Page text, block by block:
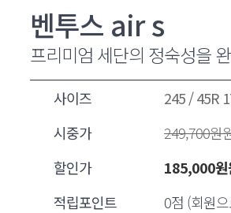
벤투스 air s
프리미엄 세단의 정숙성을
사이즈
245 / 45R
시중가
249,700원
할인가
185,000
적립포인트
0점 (회원